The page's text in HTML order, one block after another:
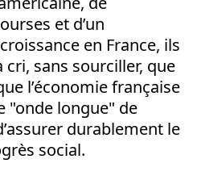
et d’un
en France, ils
sans sourciller, que
l’économie française
"onde longue" de
durablement le
social.